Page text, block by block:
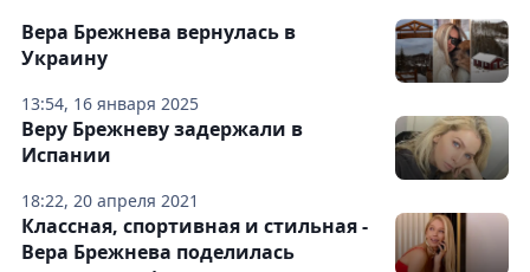
13:54, 16 января 2025
Вера Брежнева вернулась в
Украину
18:22, 20 апреля 2021
Веру Брежневу задержали в
Испании
Классная, спортивная и стильная -
Вера Брежнева поделилась